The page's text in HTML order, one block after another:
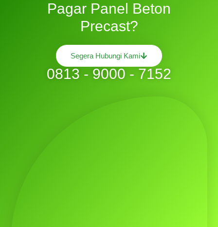
Pagar Panel Beton
Precast?
Segera Hubungi Kami
0813 - 9000 - 7152